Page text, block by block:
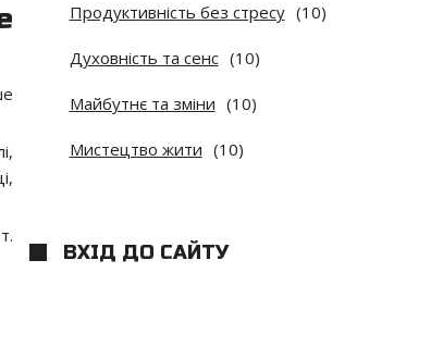
Продуктивність без стресу (10)
Духовність та сенс (10)
Майбутнє та зміни (10)
Мистецтво жити (10)
ВХІД ДО САЙТУ